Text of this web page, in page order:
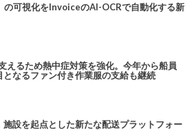
可視化をInvoiceのAI-OCRで自動化する新
えるため熱中症対策を強化。今年から船員
なるファン付き作業服の支給も継続
設を起点とした新たな配送プラットフォー